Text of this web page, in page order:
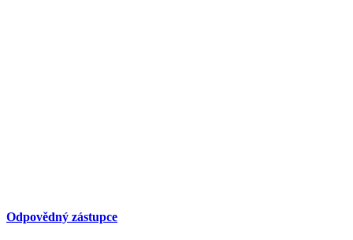
Odpovědný zástupce